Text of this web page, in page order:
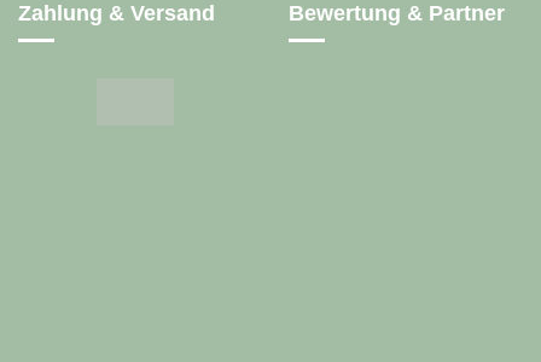
Zahlung & Versand Bewertung & Partner